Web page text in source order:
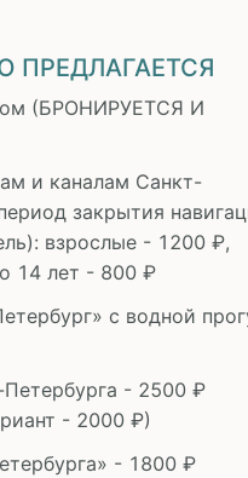
ПРЕДЛАГАЕТСЯ
(БРОНИРУЕТСЯ И
и каналам Санкт-
закрытия
взрослые - 1200 ₽,
14 лет - 800 ₽
с водной
- 2500 ₽
- 2000 ₽)
- 1800 ₽